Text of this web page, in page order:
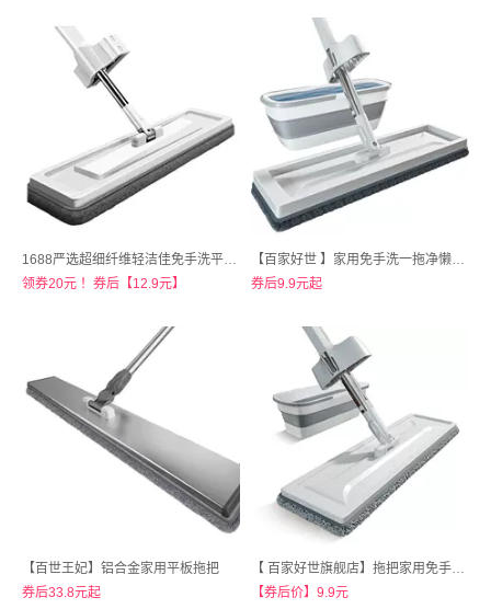
1688严选超细纤维轻洁佳免手洗平板拖把
领券20元 ！券后【12.9元】
【百家好世 】家用免手洗一拖净懒人拖布干湿两用平板拖
券后9.9元起
【百世王妃】铝合金家用平板拖把
券后33.8元起
【 百家好世旗舰店】拖把家用免手洗一拖懒人拖布干湿两用
【券后价】9.9元